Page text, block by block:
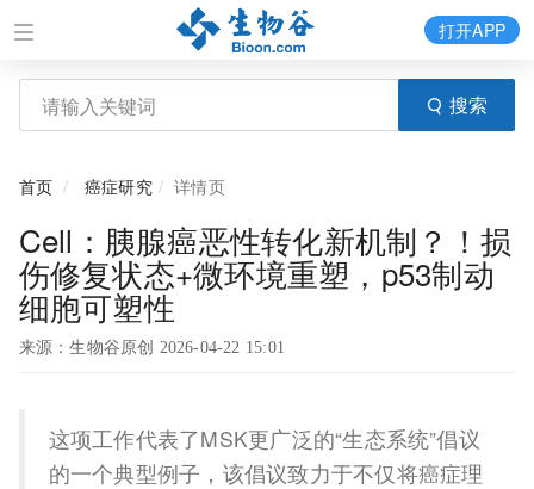
搜索
打开APP
首页 癌症研究 详情页
Cell：胰腺癌恶性转化新机制？！损
伤修复状态+微环境重塑，p53制动
细胞可塑性
来源：生物谷原创 2026-04-22 15:01
这项工作代表了MSK更广泛的“生态系统”倡议
的一个典型例子，该倡议致力于不仅将癌症理